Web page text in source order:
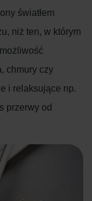
światłem
niż ten, w którym
chmury czy
i relaksujące np.
przerwy od